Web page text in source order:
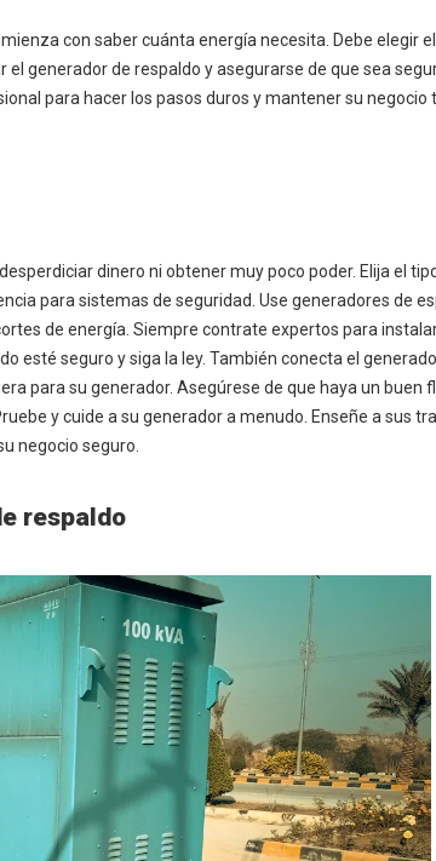
con saber cuánta energía necesita. Debe elegir
generador de respaldo y asegurarse de que sea
para hacer los pasos duros y mantener su negocio
dinero ni obtener muy poco poder. Elija el
para sistemas de seguridad. Use generadores de
de energía. Siempre contrate expertos para
esté seguro y siga la ley. También conecta el
para su generador. Asegúrese de que haya un buen
y cuide a su generador a menudo. Enseñe a sus
negocio seguro.
respaldo